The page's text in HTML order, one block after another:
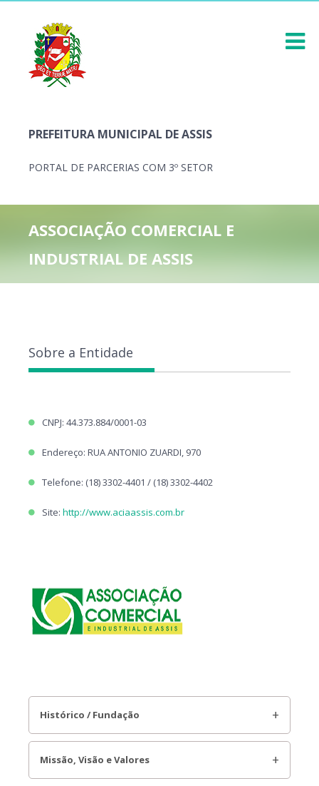
PREFEITURA MUNICIPAL DE ASSIS
PORTAL DE PARCERIAS COM 3º SETOR
ASSOCIAÇÃO COMERCIAL E
INDUSTRIAL DE ASSIS
Sobre a Entidade
CNPJ: 44.373.884/0001-03
Endereço: RUA ANTONIO ZUARDI, 970
Telefone: (18) 3302-4401 / (18) 3302-4402
Site: http://www.aciaassis.com.br
Histórico / Fundação
Missão, Visão e Valores